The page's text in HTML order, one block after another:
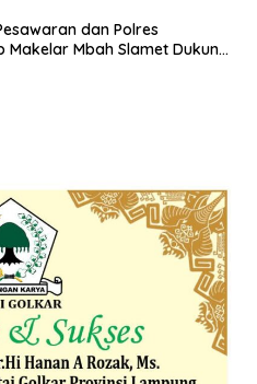
dan Polres
Mbah Slamet Dukun